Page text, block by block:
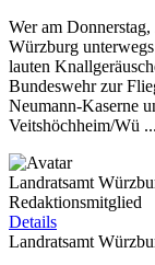
Wer am
Würzburg
lauten
Bundeswehr zur
Neumann-Kaserne
Veitshöchheim/Wü ...
Landratsamt
Redaktionsmitglied
Details
Landratsamt